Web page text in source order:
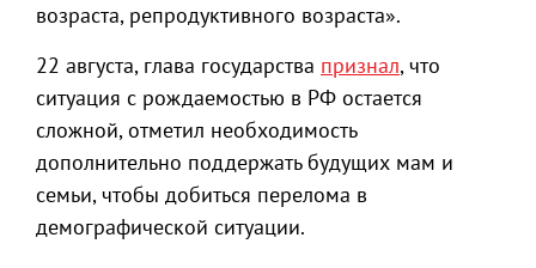
возраста, репродуктивного возраста».
22 августа, глава государства признал, что
ситуация с рождаемостью в РФ остается
сложной, отметил необходимость
дополнительно поддержать будущих мам и
семьи, чтобы добиться перелома в
демографической ситуации.